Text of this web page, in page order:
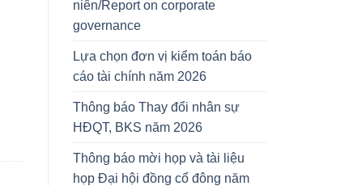
niên/Report on corporate
governance
Lựa chọn đơn vị kiểm toán báo
cáo tài chính năm 2026
Thông báo Thay đổi nhân sự
HĐQT, BKS năm 2026
Thông báo mời họp và tài liệu
họp Đại hội đồng cổ đông năm